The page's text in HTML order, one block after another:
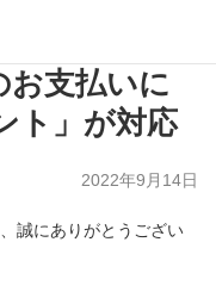
お支払いに
ト」が対応
2022年9月14日
誠にありがとうござい